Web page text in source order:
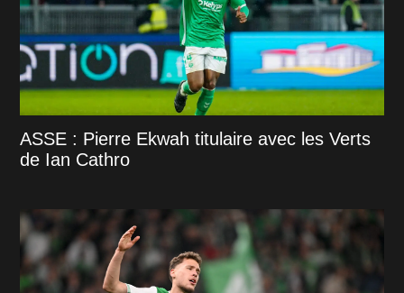
ASSE : Pierre Ekwah titulaire avec les Verts
de Ian Cathro